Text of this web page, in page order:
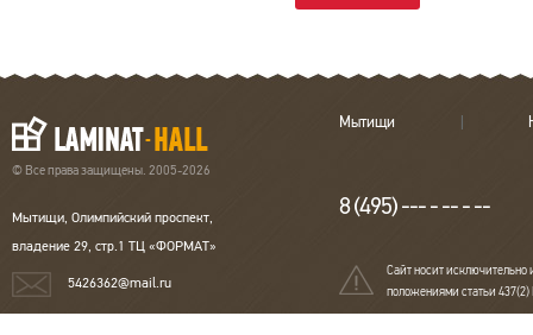
© Все права защищены. 2005-2026
Мытищи, Олимпийский проспект,
владение 29, стр.1 ТЦ «ФОРМАТ»
5426362@mail.ru
Мытищи
8 (495) --- - -- - --
Сайт носит исключительно
положениями статьи